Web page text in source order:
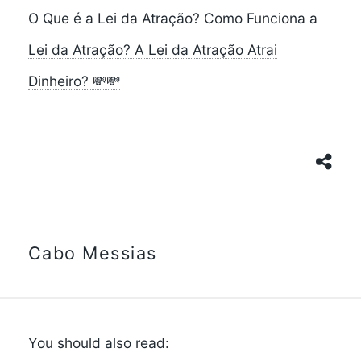
O Que é a Lei da Atração? Como Funciona a
Lei da Atração? A Lei da Atração Atrai
Dinheiro? 💸💸
Cabo Messias
You should also read: